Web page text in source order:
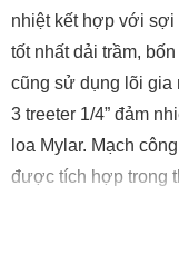
nhiệt kết hợp với sợi
tốt nhất dải trầm,
cũng sử dụng lõi gia
3 treeter 1/4” đảm
loa Mylar. Mạch
được tích hợp trong